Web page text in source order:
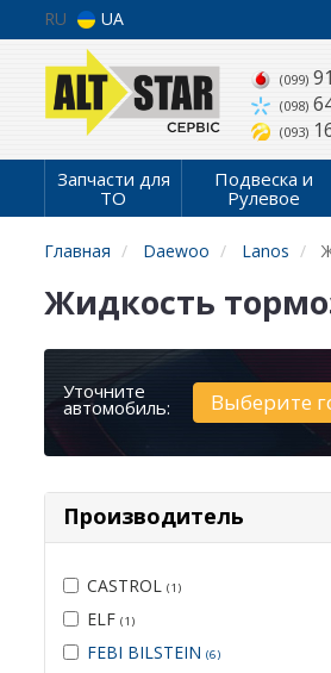
RU UA
(099)
(098)
(093)
Запчасти для
ТО
Подвеска и
Рулевое
Главная Daewoo Lanos
Жидкость
Уточните
автомобиль: Выберите
Производитель
CASTROL (1)
ELF (1)
FEBI BILSTEIN (6)